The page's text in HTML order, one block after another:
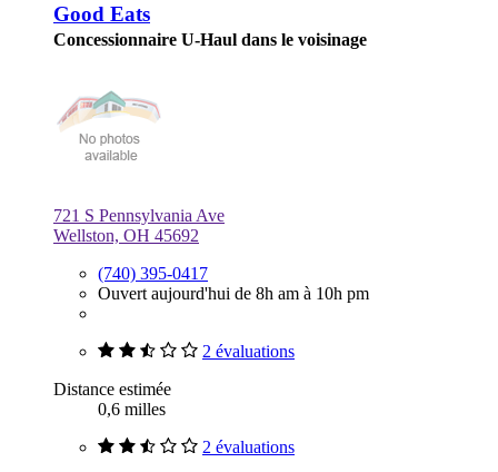
Good Eats
Concessionnaire U-Haul dans le voisinage
721 S Pennsylvania Ave
Wellston, OH 45692
(740) 395-0417
Ouvert aujourd'hui de 8h am à 10h pm
2 évaluations
Distance estimée
0,6 milles
2 évaluations